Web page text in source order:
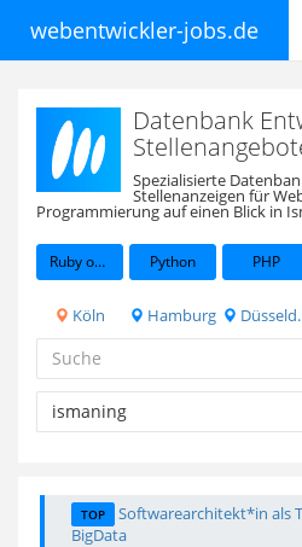
webentwickler-jobs.de
Datenbank
Spezialisierte
Stellenanzeigen für
Programmierung auf einen Blick in
Ruby on Rails Python PHP
Köln Hamburg Düsseldorf
TOP
Softwarearchitekt*in als
BigData